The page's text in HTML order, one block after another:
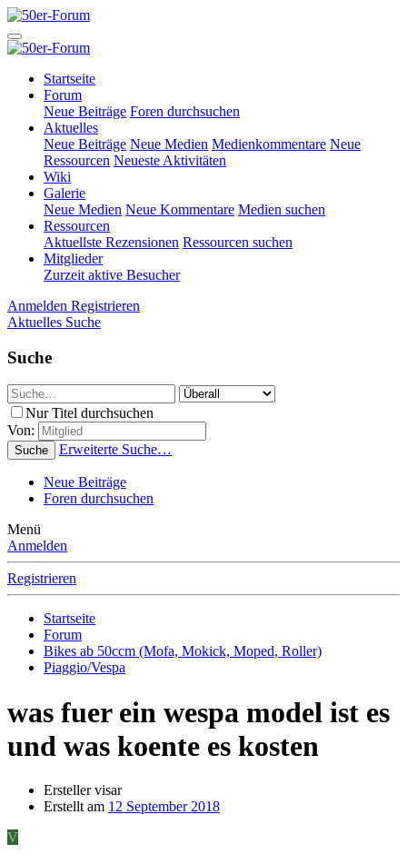
Startseite
Forum
Neue Beiträge Foren durchsuchen
Aktuelles
Neue Beiträge Neue Medien Medienkommentare Neue
Ressourcen Neueste Aktivitäten
Wiki
Galerie
Neue Medien Neue Kommentare Medien suchen
Ressourcen
Aktuellste Rezensionen Ressourcen suchen
Mitglieder
Zurzeit aktive Besucher
Anmelden Registrieren
Aktuelles Suche
Suche
Nur Titel durchsuchen
Von:
Suche Erweiterte Suche…
Neue Beiträge
Foren durchsuchen
Menü
Anmelden
Registrieren
Startseite
Forum
Bikes ab 50ccm (Mofa, Mokick, Moped, Roller)
Piaggio/Vespa
was fuer ein wespa model ist es
und was koente es kosten
Erstellervisar
Erstellt am 12 September 2018
V